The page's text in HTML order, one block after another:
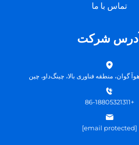
تماس با ما
آدرس شرکت
+86-18805321311
[email protected]